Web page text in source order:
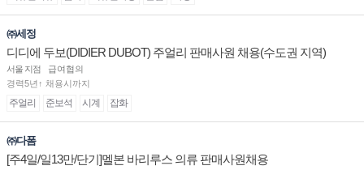
㈜세정
디디에 두보(DIDIER DUBOT) 주얼리 판매사원 채용(수도권 지역)
서울 지점
급여협의
경력5년↑ 채용시까지
주얼리 준보석 시계 잡화
㈜다폼
[주4일/일13만/단기]멜본 바리루스 의류 판매사원채용